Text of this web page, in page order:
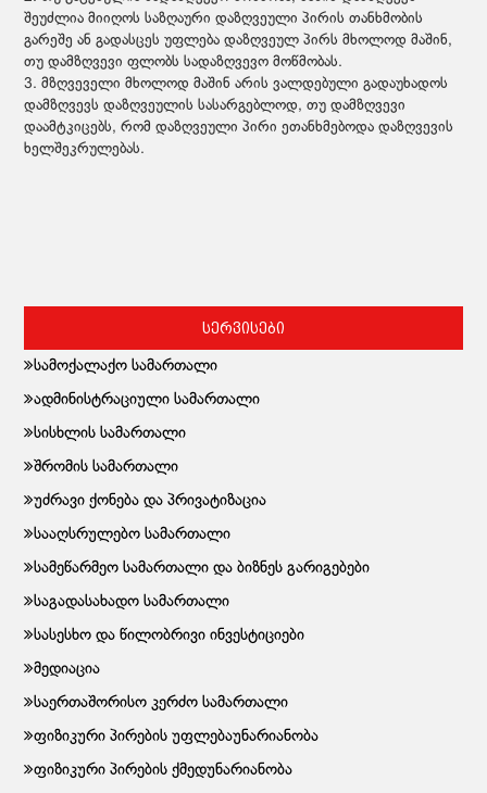
შეუძლია მიიღოს საზღაური დაზღვეული პირის თანხმობის
გარეშე ან გადასცეს უფლება დაზღვეულ პირს მხოლოდ მაშინ,
თუ დამზღვევი ფლობს სადაზღვევო მოწმობას.
3. მზღვეველი მხოლოდ მაშინ არის ვალდებული გადაუხადოს
დამზღვევს დაზღვეულის სასარგებლოდ, თუ დამზღვევი
დაამტკიცებს, რომ დაზღვეული პირი ეთანხმებოდა დაზღვევის
ხელშეკრულებას.
სერვისები
სამოქალაქო სამართალი
ადმინისტრაციული სამართალი
სისხლის სამართალი
შრომის სამართალი
უძრავი ქონება და პრივატიზაცია
სააღსრულებო სამართალი
სამეწარმეო სამართალი და ბიზნეს გარიგებები
საგადასახადო სამართალი
სასესხო და წილობრივი ინვესტიციები
მედიაცია
საერთაშორისო კერძო სამართალი
ფიზიკური პირების უფლებაუნარიანობა
ფიზიკური პირების ქმედუნარიანობა